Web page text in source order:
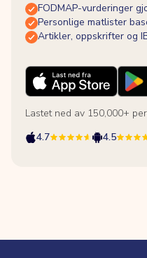
FODMAP-vurderinger
Personlige matlister
Artikler, oppskrifter og
Lastet ned av 150,000+
4.7
4.5